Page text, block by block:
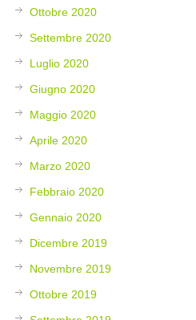
Ottobre 2020
Settembre 2020
Luglio 2020
Giugno 2020
Maggio 2020
Aprile 2020
Marzo 2020
Febbraio 2020
Gennaio 2020
Dicembre 2019
Novembre 2019
Ottobre 2019